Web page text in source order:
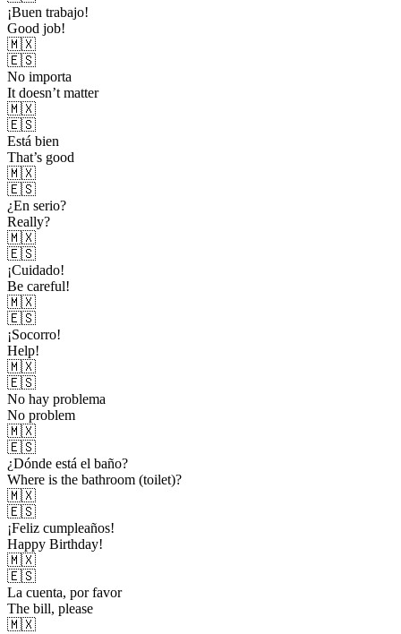
¡Buen trabajo!
Good job!
🇲🇽
🇪🇸
No importa
It doesn’t matter
🇲🇽
🇪🇸
Está bien
That’s good
🇲🇽
🇪🇸
¿En serio?
Really?
🇲🇽
🇪🇸
¡Cuidado!
Be careful!
🇲🇽
🇪🇸
¡Socorro!
Help!
🇲🇽
🇪🇸
No hay problema
No problem
🇲🇽
🇪🇸
¿Dónde está el baño?
Where is the bathroom (toilet)?
🇲🇽
🇪🇸
¡Feliz cumpleaños!
Happy Birthday!
🇲🇽
🇪🇸
La cuenta, por favor
The bill, please
🇲🇽